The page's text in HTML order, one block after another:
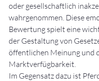
oder gesellschaftlich
wahrgenommen. Diese
Bewertung spielt eine
der Gestaltung von
öffentlichen Meinung und
Marktverfügbarkeit.
Im Gegensatz dazu ist